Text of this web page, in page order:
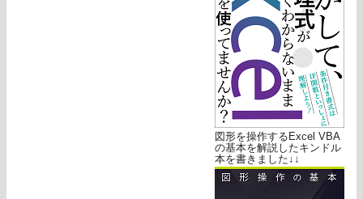
図形を操作するExcel VBA
の基本を解説したキンドル
本を書きました↓↓